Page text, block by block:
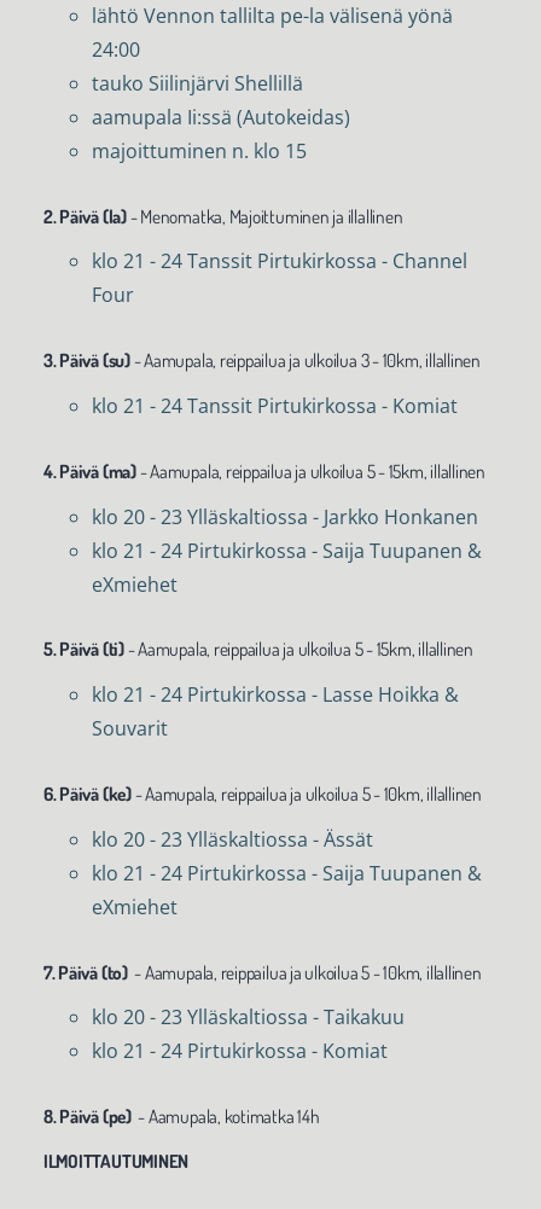
lähtö Vennon tallilta pe-la välisenä yönä
24:00
tauko Siilinjärvi Shellillä
aamupala Ii:ssä (Autokeidas)
majoittuminen n. klo 15
2. Päivä (la)- Menomatka, Majoittuminen ja illallinen
klo 21 - 24 Tanssit Pirtukirkossa - Channel
Four
3. Päivä (su)- Aamupala, reippailua ja ulkoilua 3 - 10km, illallinen
klo 21 - 24 Tanssit Pirtukirkossa - Komiat
4. Päivä (ma)- Aamupala, reippailua ja ulkoilua 5 - 15km, illallinen
klo 20 - 23 Ylläskaltiossa - Jarkko Honkanen
klo 21 - 24 Pirtukirkossa - Saija Tuupanen &
eXmiehet
5. Päivä (ti)- Aamupala, reippailua ja ulkoilua 5 - 15km, illallinen
klo 21 - 24 Pirtukirkossa - Lasse Hoikka &
Souvarit
6. Päivä (ke)- Aamupala, reippailua ja ulkoilua 5 - 10km, illallinen
klo 20 - 23 Ylläskaltiossa - Ässät
klo 21 - 24 Pirtukirkossa - Saija Tuupanen &
eXmiehet
7. Päivä (to)- Aamupala, reippailua ja ulkoilua 5 - 10km, illallinen
klo 20 - 23 Ylläskaltiossa - Taikakuu
klo 21 - 24 Pirtukirkossa - Komiat
8. Päivä (pe)- Aamupala, kotimatka 14h
ILMOITTAUTUMINEN